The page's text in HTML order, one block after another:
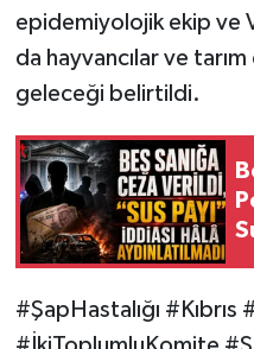
epidemiyolojik ekip ve
da hayvancılar ve
geleceği belirtildi.
#ŞapHastalığı #Kıbrıs